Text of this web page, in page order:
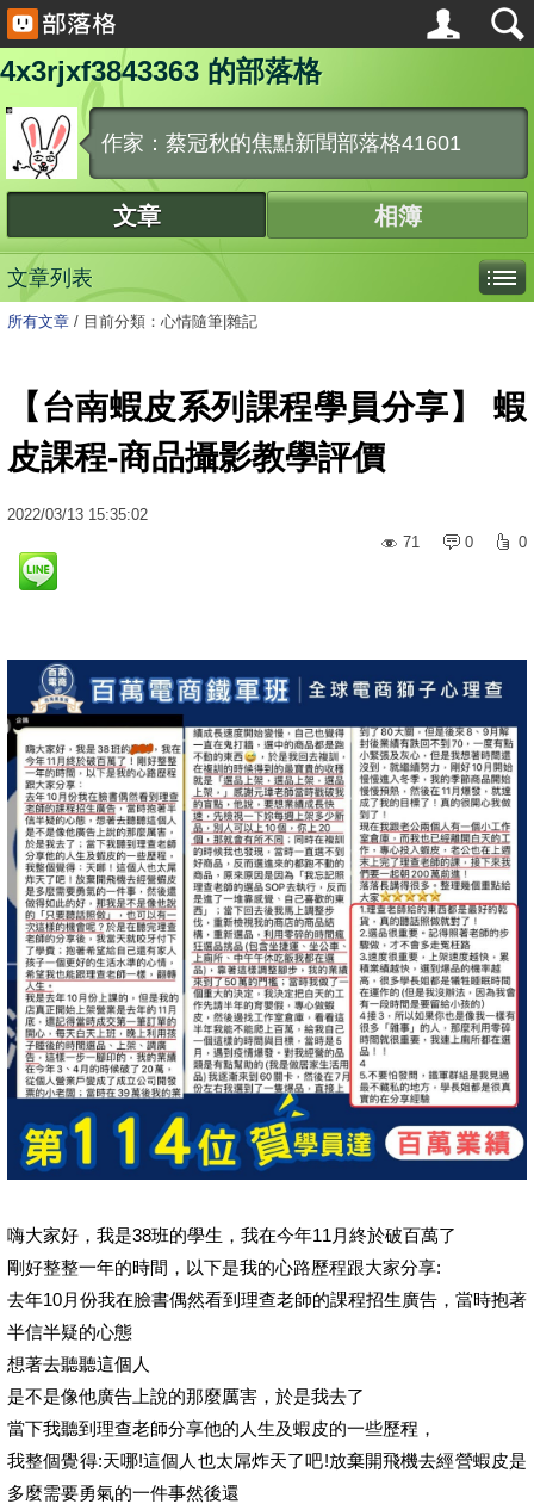
4x3rjxf3843363 的部落格
作家：蔡冠秋的焦點新聞部落格41601
文章 相簿
文章列表
所有文章 / 目前分類：心情隨筆|雜記
【台南蝦皮系列課程學員分享】 蝦
皮課程-商品攝影教學評價
2022/03/13 15:35:02
71
0 0
嗨大家好，我是38班的學生，我在今年11月終於破百萬了
剛好整整一年的時間，以下是我的心路歷程跟大家分享:
去年10月份我在臉書偶然看到理查老師的課程招生廣告，當時抱著
半信半疑的心態
想著去聽聽這個人
是不是像他廣告上說的那麼厲害，於是我去了
當下我聽到理查老師分享他的人生及蝦皮的一些歷程，
我整個覺得:天哪!這個人也太屌炸天了吧!放棄開飛機去經營蝦皮是
多麼需要勇氣的一件事然後還